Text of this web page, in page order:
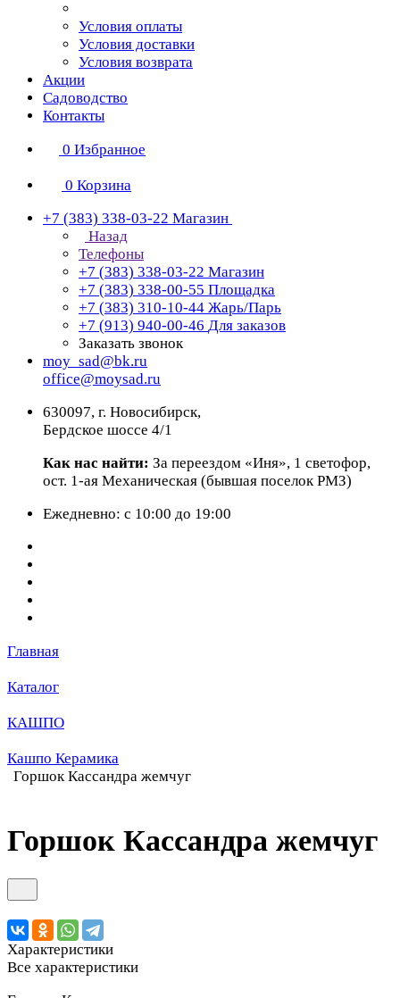
Условия оплаты
Условия доставки
Условия возврата
Акции
Садоводство
Контакты
0 Избранное
0 Корзина
+7 (383) 338-03-22 Магазин
Назад
Телефоны
+7 (383) 338-03-22 Магазин
+7 (383) 338-00-55 Площадка
+7 (383) 310-10-44 Жарь/Парь
+7 (913) 940-00-46 Для заказов
Заказать звонок
moy_sad@bk.ru
office@moysad.ru
630097, г. Новосибирск,
Бердское шоссе 4/1
Как нас найти: За переездом «Иня», 1 светофор,
ост. 1-ая Механическая (бывшая поселок РМЗ)
Ежедневно: с 10:00 до 19:00
Главная
Каталог
КАШПО
Кашпо Керамика
Горшок Кассандра жемчуг
Горшок Кассандра жемчуг
Характеристики
Все характеристики